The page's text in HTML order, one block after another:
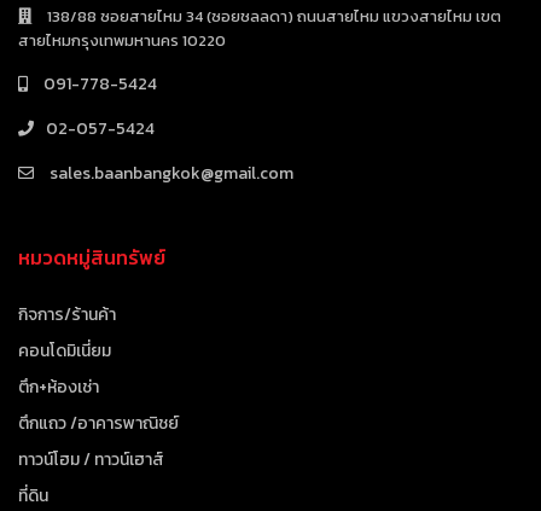
138/88 ซอยสายไหม 34 (ซอยชลลดา) ถนนสายไหม แขวงสายไหม เขต
สายไหมกรุงเทพมหานคร 10220
091-778-5424
02-057-5424
sales.baanbangkok@gmail.com
หมวดหมู่สินทรัพย์
กิจการ/ร้านค้า
คอนโดมิเนี่ยม
ตึก+ห้องเช่า
ตึกแถว /อาคารพาณิชย์
ทาวน์โฮม / ทาวน์เฮาส์
ที่ดิน